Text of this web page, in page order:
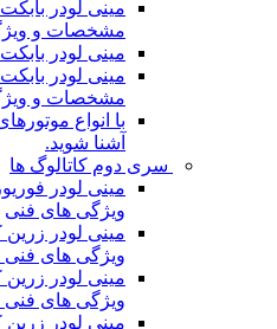
مشخصات و
مینی لودر بابکت Bobcat A300
مشخصات و
با انواع
آشنا شوید.
سری دوم کاتالوگ ها
ویژگی های فنی
ویژگی های فنی zk950
ویژگی های فنی zk700